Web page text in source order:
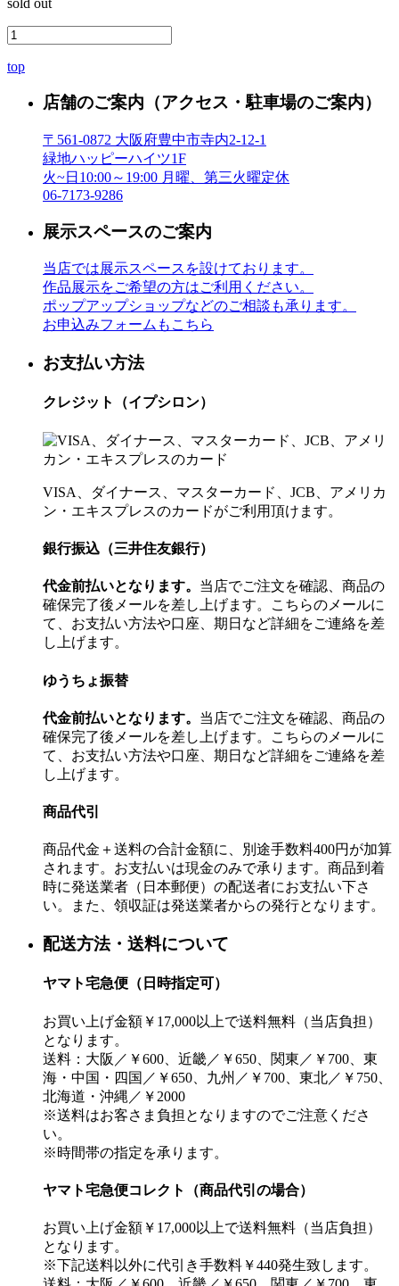
top
店舗のご案内 （アクセス・駐車場のご案内）
〒561-0872 大阪府豊中市寺内2-12-1
緑地ハッピーハイツ1F
火~日10:00～19:00 月曜、第三火曜定休
06-7173-9286
展示スペースのご案内
当店では展示スペースを設けております。
作品展示をご希望の方はご利用ください。
ポップアップショップなどのご相談も承ります。
お申込みフォームもこちら
お支払い方法
クレジット（イプシロン）
VISA、ダイナース、マスターカード、JCB、アメリカ
ン・エキスプレスのカードがご利用頂けます。
銀行振込（三井住友銀行）
代金前払いとなります。 当店でご注文を確認、商品の
確保完了後メールを差し上げます。こちらのメールに
て、お支払い方法や口座、期日など詳細をご連絡を差
し上げます。
ゆうちょ振替
代金前払いとなります。 当店でご注文を確認、商品の
確保完了後メールを差し上げます。こちらのメールに
て、お支払い方法や口座、期日など詳細をご連絡を差
し上げます。
商品代引
商品代金＋送料の合計金額に、別途手数料400円が加算
されます。お支払いは現金のみで承ります。商品到着
時に発送業者（日本郵便）の配送者にお支払い下さ
い。また、領収証は発送業者からの発行となります。
配送方法・送料について
ヤマト宅急便（日時指定可）
お買い上げ金額￥17,000以上で送料無料（当店負担）
となります。
送料：大阪／￥600、近畿／￥650、関東／￥700、東
海・中国・四国／￥650、九州／￥700、東北／￥750、
北海道・沖縄／￥2000
※送料はお客さま負担となりますのでご注意くださ
い。
※時間帯の指定を承ります。
ヤマト宅急便コレクト（商品代引の場合）
お買い上げ金額￥17,000以上で送料無料（当店負担）
となります。
※下記送料以外に代引き手数料￥440発生致します。